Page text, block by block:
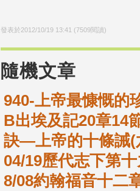
發表於2012/10/19 13:41 (7509閱讀)
隨機文章
940-上帝最慷慨的
B出埃及記20章14
訣—上帝的十條誡
04/19歷代志下第
8/08約翰福音十二